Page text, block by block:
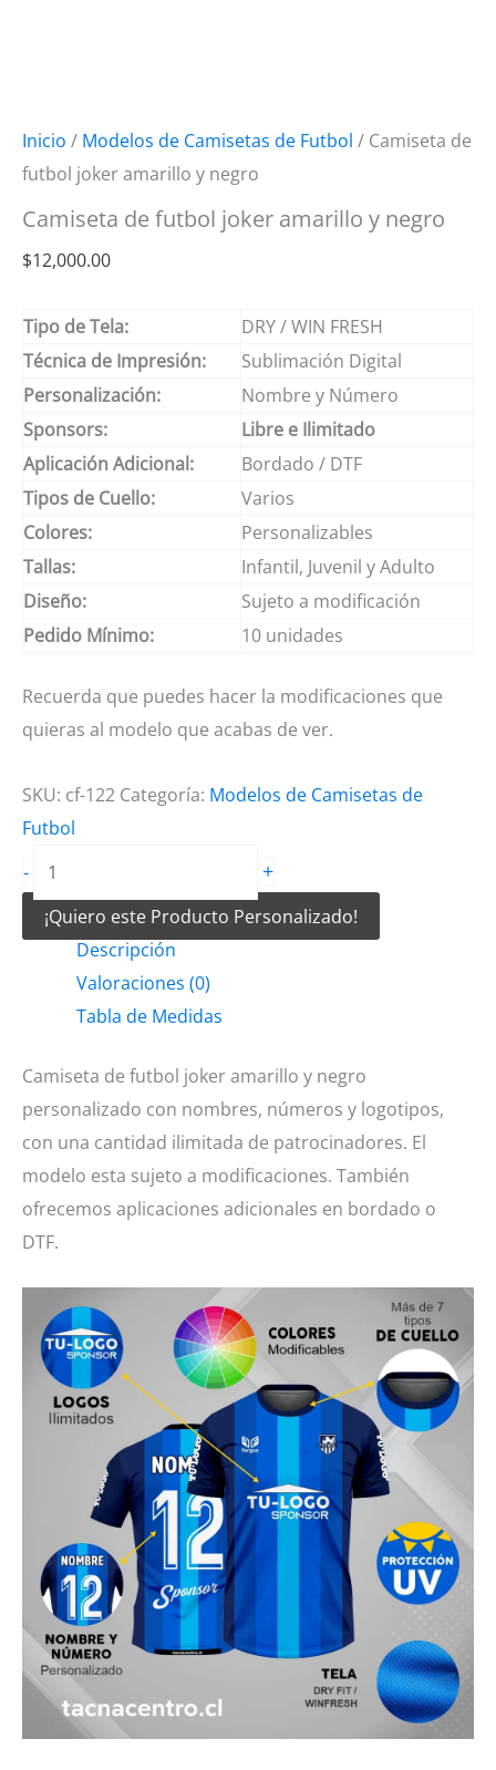
Inicio / Modelos de Camisetas de Futbol / Camiseta de
futbol joker amarillo y negro
Camiseta de futbol joker amarillo y negro
$12,000.00
Tipo de Tela:
DRY / WIN FRESH
Técnica de Impresión:
Sublimación Digital
Personalización:
Nombre y Número
Sponsors:
Libre e Ilimitado
Aplicación Adicional:
Bordado / DTF
Tipos de Cuello:
Varios
Colores:
Personalizables
Tallas:
Infantil, Juvenil y Adulto
Diseño:
Sujeto a modificación
Pedido Mínimo:
10 unidades
Recuerda que puedes hacer la modificaciones que
quieras al modelo que acabas de ver.
SKU: cf-122 Categoría: Modelos de Camisetas de
Futbol
-
Camiseta
de
futbol
amarillo
+
¡Quiero este Producto Personalizado!
Descripción
Valoraciones (0)
Tabla de Medidas
Camiseta de futbol joker amarillo y negro
personalizado con nombres, números y logotipos,
con una cantidad ilimitada de patrocinadores. El
modelo esta sujeto a modificaciones. También
ofrecemos aplicaciones adicionales en bordado o
DTF.